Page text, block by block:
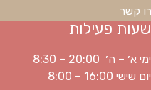
קשר
שעות פעילות
ימי א׳ – ה׳ 20:00 – 8:30
יום שישי 16:00 – 8:00